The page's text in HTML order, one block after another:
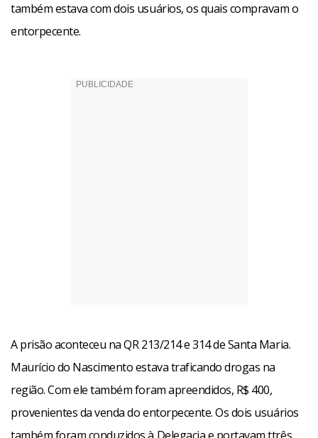
também estava com dois usuários, os quais compravam o
entorpecente.
A prisão aconteceu na QR 213/214 e 314 de Santa Maria.
Maurício do Nascimento estava traficando drogas na
região. Com ele também foram apreendidos, R$ 400,
provenientes da venda do entorpecente. Os dois usuários